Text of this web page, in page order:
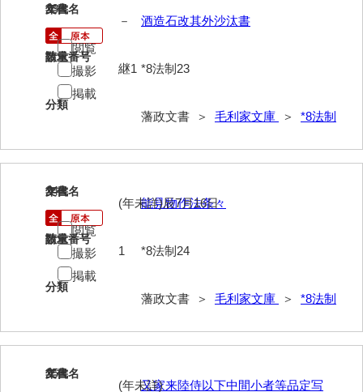
51罪科
54目次
57御什書
59忠正公一代編年史
60高杉丹治編輯日記
23
文書名
酒造石改其外沙汰書
請求番号
*8法制23
分類
藩政文書 ＞ 毛利家文庫 ＞ *8法制
年代
－
数量
継1
閲覧
撮影
掲載
24
文書名
能見物作法条々
請求番号
*8法制24
分類
藩政文書 ＞ 毛利家文庫 ＞ *8法制
年代
(年未詳)辰7月16日
数量
1
閲覧
撮影
掲載
25
文書名
又家来陸侍以下中間小者等品定写
年代
(年未詳)